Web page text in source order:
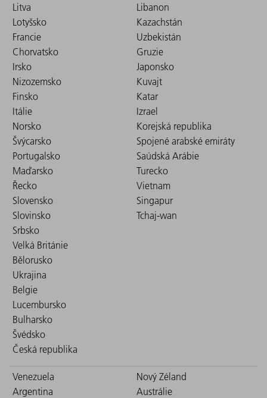
Litva
Lotyšsko
Francie
Chorvatsko
Irsko
Nizozemsko
Finsko
Itálie
Norsko
Švýcarsko
Portugalsko
Maďarsko
Řecko
Slovensko
Slovinsko
Srbsko
Velká Británie
Bělorusko
Ukrajina
Belgie
Lucembursko
Bulharsko
Švédsko
Česká republika
Libanon
Kazachstán
Uzbekistán
Gruzie
Japonsko
Kuvajt
Katar
Izrael
Korejská republika
Spojené arabské emiráty
Saúdská Arábie
Turecko
Vietnam
Singapur
Tchaj-wan
Venezuela
Argentina
Nový Zéland
Austrálie